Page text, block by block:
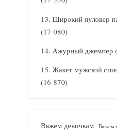
Широкий пуловер
(17 080)
Ажурный джемпер
Жакет мужской
(16 870)
Вяжем девочкам Вяжем